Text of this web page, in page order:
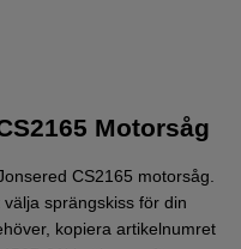
Motorsåg
CS2165 motorsåg.
sprängskiss för din
kopiera artikelnumret